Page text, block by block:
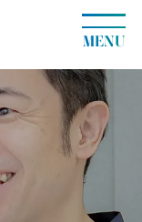
MENU